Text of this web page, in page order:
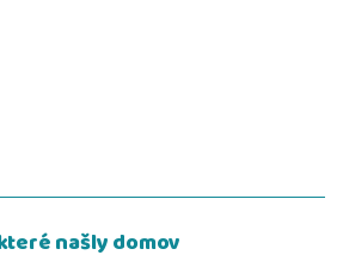
našly domov